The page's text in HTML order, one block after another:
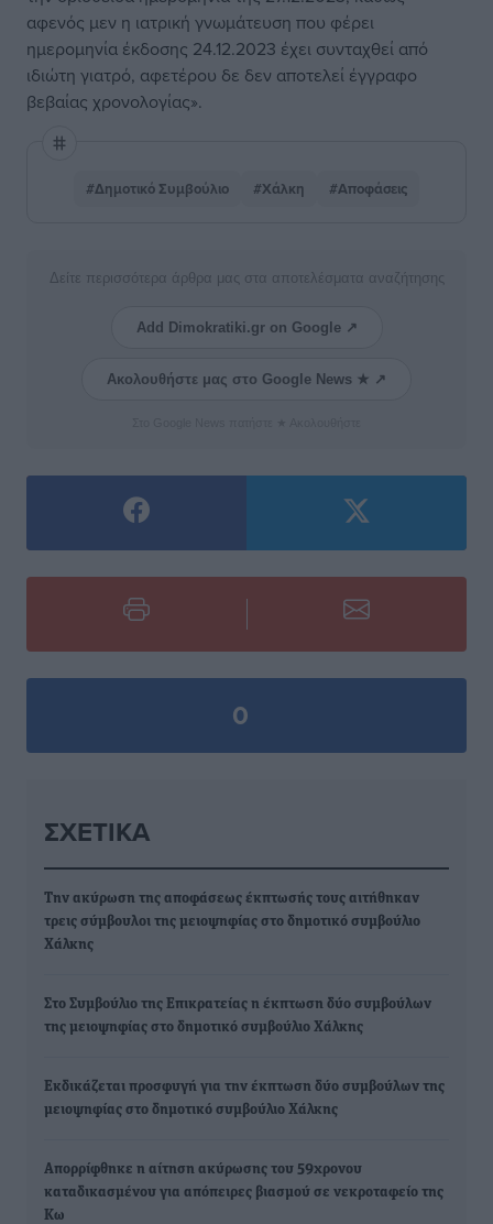
αφενός μεν η ιατρική γνωμάτευση που φέρει
ημερομηνία έκδοσης 24.12.2023 έχει συνταχθεί από
ιδιώτη γιατρό, αφετέρου δε δεν αποτελεί έγγραφο
βεβαίας χρονολογίας».
#Δημοτικό Συμβούλιο #Χάλκη #Αποφάσεις
Δείτε περισσότερα άρθρα μας στα αποτελέσματα αναζήτησης
Add Dimokratiki.gr on Google ↗
Ακολουθήστε μας στο Google News ★ ↗
0
ΣΧΕΤΙΚΆ
Την ακύρωση της αποφάσεως έκπτωσής τους αιτήθηκαν
τρεις σύμβουλοι της μειοψηφίας στο δημοτικό συμβούλιο
Χάλκης
Στο Συμβούλιο της Επικρατείας η έκπτωση δύο συμβούλων
της μειοψηφίας στο δημοτικό συμβούλιο Χάλκης
Εκδικάζεται προσφυγή για την έκπτωση δύο συμβούλων της
μειοψηφίας στο δημοτικό συμβούλιο Χάλκης
Απορρίφθηκε η αίτηση ακύρωσης του 59χρονου
καταδικασμένου για απόπειρες βιασμού σε νεκροταφείο της
Κω